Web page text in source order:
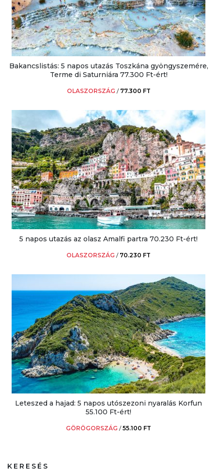
Bakancslistás: 5 napos utazás Toszkána gyöngyszemére,
Terme di Saturniára 77.300 Ft-ért!
OLASZORSZÁG / 77.300 FT
5 napos utazás az olasz Amalfi partra 70.230 Ft-ért!
OLASZORSZÁG / 70.230 FT
Leteszed a hajad: 5 napos utószezoni nyaralás Korfun
55.100 Ft-ért!
GÖRÖGORSZÁG /55.100 FT
KERESÉS